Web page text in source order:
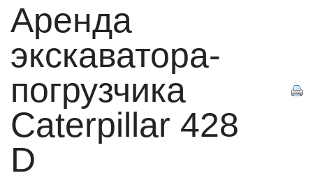
Аренда
экскаватора-
погрузчика
Caterpillar 428
D